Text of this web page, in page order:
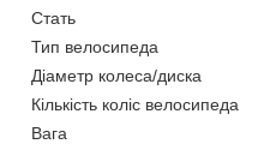
Стать
Тип велосипеда
Діаметр колеса/диска
Кількість коліс велосипеда
Вага